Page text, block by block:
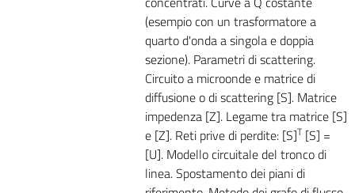
(esempio con un trasformatore a
quarto d'onda a singola e doppia
sezione). Parametri di scattering.
Circuito a microonde e matrice di
diffusione o di scattering [S]. Matrice
impedenza [Z]. Legame tra matrice [S]
e [Z]. Reti prive di perdite: [S]T [S] =
[U]. Modello circuitale del tronco di
linea. Spostamento dei piani di